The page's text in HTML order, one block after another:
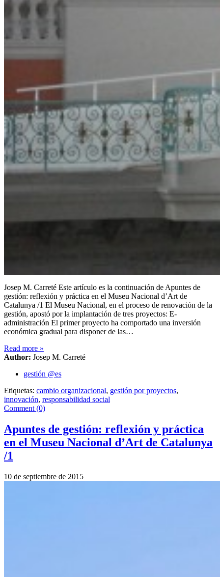
Josep M. Carreté Este artículo es la continuación de Apuntes de
gestión: reflexión y práctica en el Museu Nacional d’Art de
Catalunya /1 El Museu Nacional, en el proceso de renovación de la
gestión, apostó por la implantación de tres proyectos: E-
administración El primer proyecto ha comportado una inversión
económica gradual para disponer de las…
Read more »
Author: Josep M. Carreté
gestión @es
Etiquetas: cambio organizacional, gestión por proyectos,
innovación, responsabilidad social
Comment (0)
Apuntes de gestión: reflexión y práctica
en el Museu Nacional d’Art de Catalunya
/1
10 de septiembre de 2015